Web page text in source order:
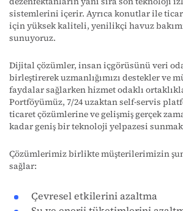
sistemlerini içerir. Ayrıca konutlar ile
için yüksek kaliteli, yenilikçi havuz
sunuyoruz.
Dijital çözümler, insan içgörüsünü veri
birleştirerek uzmanlığımızı destekler ve
faydalar sağlarken hizmet odaklı
Portföyümüz, 7/24 uzaktan self-servis
ticaret çözümlerine ve gelişmiş gerçek
kadar geniş bir teknoloji yelpazesi
Çözümlerimiz birlikte müşterilerimizin
sağlar:
Çevresel etkilerini azaltma